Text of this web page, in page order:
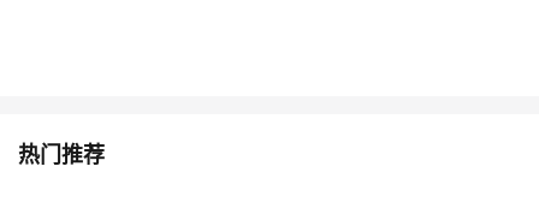
热门推荐